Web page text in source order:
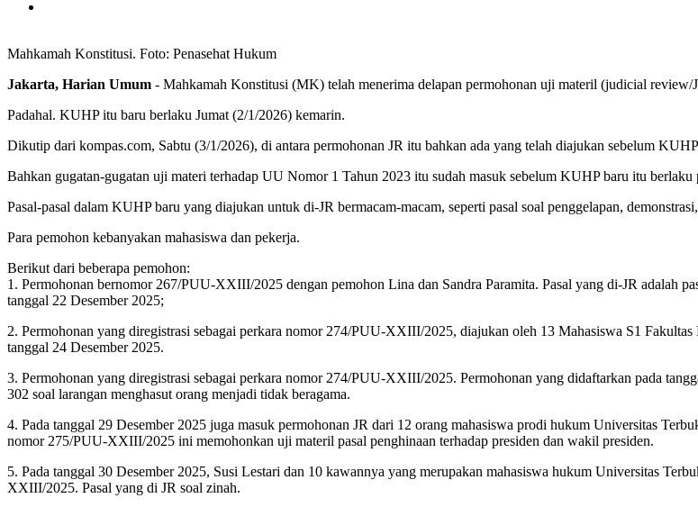
Mahkamah Konstitusi. Foto: Penasehat Hukum
Jakarta, Harian Umum - Mahkamah Konstitusi (MK) telah menerima delapan permohonan uji materil (judicial
Padahal. KUHP itu baru berlaku Jumat (2/1/2026) kemarin.
Dikutip dari kompas.com, Sabtu (3/1/2026), di antara permohonan JR itu bahkan ada yang telah diajukan sebelum
Bahkan gugatan-gugatan uji materi terhadap UU Nomor 1 Tahun 2023 itu sudah masuk sebelum KUHP baru itu berlaku
Pasal-pasal dalam KUHP baru yang diajukan untuk di-JR bermacam-macam, seperti pasal soal penggelapan,
Para pemohon kebanyakan mahasiswa dan pekerja.
Berikut dari beberapa pemohon:
1. Permohonan bernomor 267/PUU-XXIII/2025 dengan pemohon Lina dan Sandra Paramita. Pasal yang di-JR adalah
tanggal 22 Desember 2025;
2. Permohonan yang diregistrasi sebagai perkara nomor 274/PUU-XXIII/2025, diajukan oleh 13 Mahasiswa S1
tanggal 24 Desember 2025.
3. Permohonan yang diregistrasi sebagai perkara nomor 274/PUU-XXIII/2025. Permohonan yang didaftarkan pada
302 soal larangan menghasut orang menjadi tidak beragama.
4. Pada tanggal 29 Desember 2025 juga masuk permohonan JR dari 12 orang mahasiswa prodi hukum Universitas
nomor 275/PUU-XXIII/2025 ini memohonkan uji materil pasal penghinaan terhadap presiden dan wakil presiden.
5. Pada tanggal 30 Desember 2025, Susi Lestari dan 10 kawannya yang merupakan mahasiswa hukum Universitas
XXIII/2025. Pasal yang di JR soal zinah.